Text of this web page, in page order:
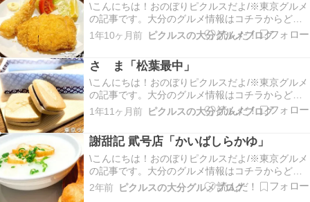
\こんにちは！おのぼりピクルスだよ/※東京グルメ
の記事です。大分のグルメ情報はコチラからどう
ぞ今回は秋葉原にあるトンカツ屋さん「丸五」さ
んに行ってきたよ。ミシュランガイドのビブグル
いかわからないけど、とても行列ができている
ね。休日の12…
1年10ヶ月前 ピクルスの大分グルメブログ
さゝま「松葉最中」
\こんにちは！おのぼりピクルスだよ/※東京グルメ
の記事です。大分のグルメ情報はコチラからどう
ぞ今回は神保町にある老舗和菓子店「さゝま」さ
んの最中をいただいたよ。とってもおいしかった
でいただいたから箱入りだけど、店員さんに言え
ば一つから…
1年11ヶ月前 ピクルスの大分グルメブログ
謝甜記 貮号店「かいばしらかゆ」
\こんにちは！おのぼりピクルスだよ/※東京グルメ
の記事です。大分のグルメ情報はコチラからどう
ぞ今回は横浜中華街にある人気のお粥専門店「謝
甜記 貮号店(シャテンキ ニゴウテン)」さんに行っ
2年前 ピクルスの大分グルメブログ